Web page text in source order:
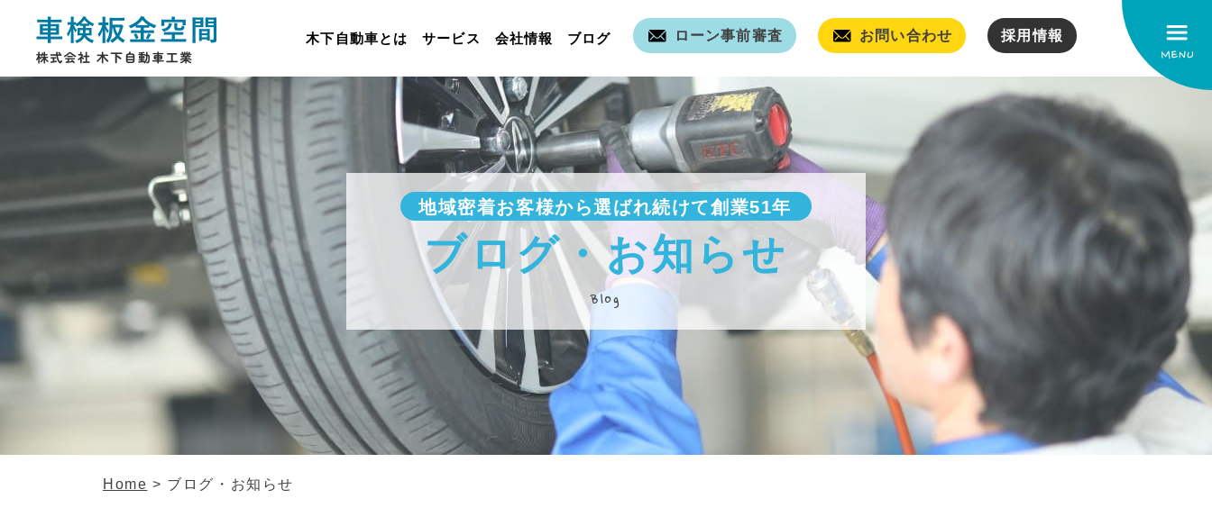
木下自動車とは サービス 会社情報 ブログ ローン事前審査 お問い合わせ 採用情報
地域密着お客様から選ばれ続けて創業51年
ブログ・お知らせ
Blog
Home > ブログ・お知らせ